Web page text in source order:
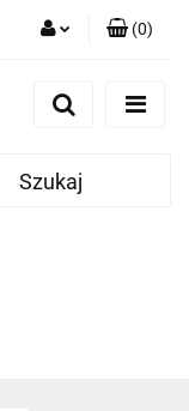
Zaloguj się
(0)
Szukaj